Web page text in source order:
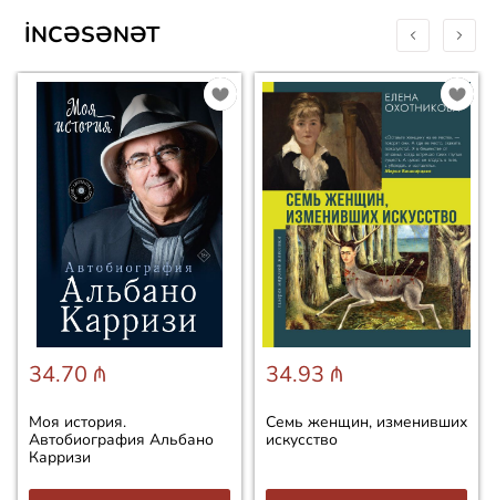
İNCƏSƏNƏT
34.70 ₼
Моя история.
Автобиография Альбано
Карризи
34.93 ₼
Семь женщин, изменивших
искусство